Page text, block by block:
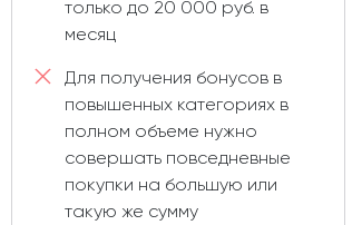
только до 20 000 руб. в
месяц
Для получения бонусов в
повышенных категориях в
полном объеме нужно
совершать повседневные
покупки на большую или
такую же сумму